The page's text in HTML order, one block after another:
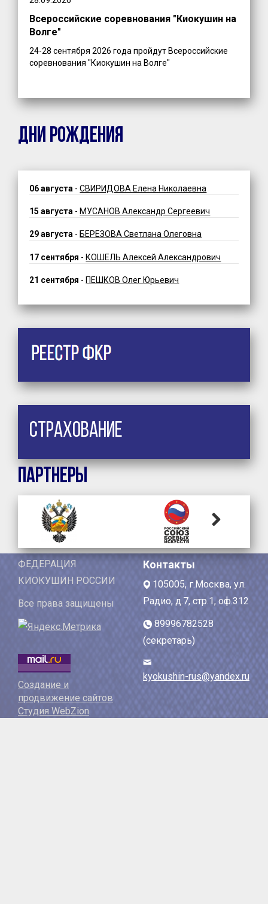
Всероссийские соревнования "Киокушин на
Волге"
24-28 сентября 2026 года пройдут Всероссийские
соревнования "Киокушин на Волге"
ДНИ РОЖДЕНИЯ
06 августа -СВИРИДОВА Елена Николаевна
15 августа - МУСАНОВ Александр Сергеевич
29 августа - БЕРЕЗОВА Светлана Олеговна
17 сентября - КОШЕЛЬ Алексей Александрович
21 сентября - ПЕШКОВ Олег Юрьевич
Страхование
Партнеры
ФЕДЕРАЦИЯ
КИОКУШИН РОССИИ
Все права защищены
Создание и
продвижение сайтов
Студия WebZion
Контакты
105005, г.Москва, ул.
Радио, д.7, стр.1, оф.312
89996782528
(секретарь)
kyokushin-rus@yandex.ru